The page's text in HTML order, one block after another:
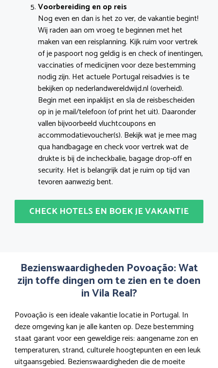
Voorbereiding en op reis
Nog even en dan is het zo ver, de vakantie begint!
Wij raden aan om vroeg te beginnen met het
maken van een reisplanning. Kijk ruim voor vertrek
of je paspoort nog geldig is en check of inentingen,
vaccinaties of medicijnen voor deze bestemming
nodig zijn. Het actuele Portugal reisadvies is te
bekijken op nederlandwereldwijd.nl (overheid).
Begin met een inpaklijst en sla de reisbescheiden
op in je mail/telefoon (of print het uit). Daaronder
vallen bijvoorbeeld vluchtcoupons en
accommodatievoucher(s). Bekijk wat je mee mag
qua handbagage en check voor vertrek wat de
drukte is bij de incheckbalie, bagage drop-off en
security. Het is belangrijk dat je ruim op tijd van
tevoren aanwezig bent.
CHECK HOTELS EN BOEK JE VAKANTIE
Bezienswaardigheden Povoação: Wat
zijn toffe dingen om te zien en te doen
in Vila Real?
Povoação is een ideale vakantie locatie in Portugal. In
deze omgeving kan je alle kanten op. Deze bestemming
staat garant voor een geweldige reis: aangename zon en
temperaturen, strand, culturele hoogtepunten en een leuk
uitgaansgebied. Bezienswaardigheden die de moeite